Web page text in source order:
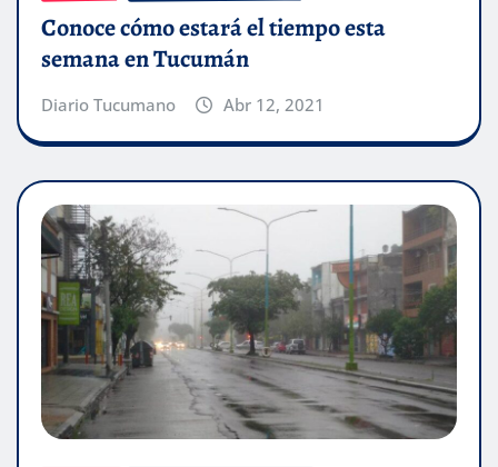
Conoce cómo estará el tiempo esta
semana en Tucumán
Diario Tucumano Abr 12, 2021